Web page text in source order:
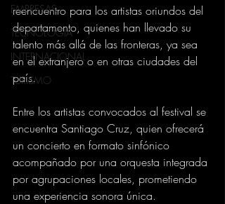
EMPRESAS
TECNOLOGIA
INTERNACIONAL
TURISMO
reencuentro para los artistas oriundos del
departamento, quienes han llevado su
talento más allá de las fronteras, ya sea
en el extranjero o en otras ciudades del
país.
Entre los artistas convocados al festival se
encuentra Santiago Cruz, quien ofrecerá
un concierto en formato sinfónico
acompañado por una orquesta integrada
por agrupaciones locales, prometiendo
una experiencia sonora única.